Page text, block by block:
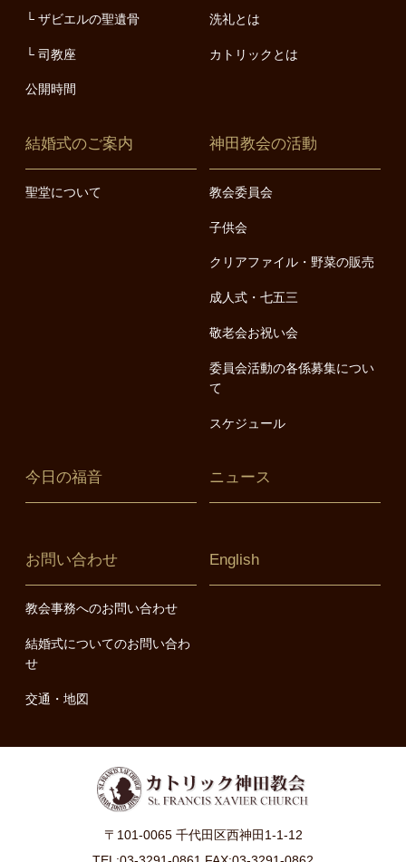
ザビエルの聖遺骨
司教座
公開時間
洗礼とは
カトリックとは
結婚式のご案内
聖堂について
神田教会の活動
教会委員会
子供会
クリアファイル・野菜の販売
成人式・七五三
敬老会お祝い会
委員会活動の各係募集につい
て
スケジュール
今日の福音 ニュース
お問い合わせ
教会事務へのお問い合わせ
結婚式についてのお問い合わ
せ
交通・地図
English
〒101-0065 千代田区西神田1-1-12